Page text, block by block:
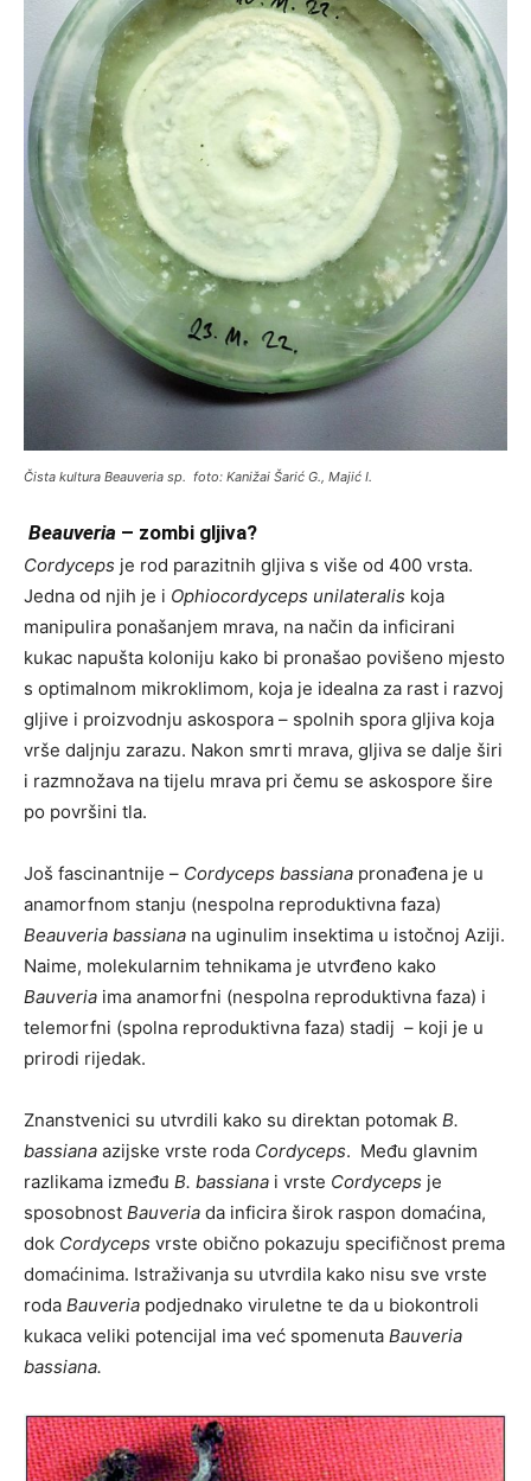
Čista kultura Beauveria sp. foto: Kanižai Šarić G., Majić I.
Beauveria – zombi gljiva?
Cordyceps je rod parazitnih gljiva s više od 400 vrsta.
Jedna od njih je i Ophiocordyceps unilateralis koja
manipulira ponašanjem mrava, na način da inficirani
kukac napušta koloniju kako bi pronašao povišeno mjesto
s optimalnom mikroklimom, koja je idealna za rast i razvoj
gljive i proizvodnju askospora – spolnih spora gljiva koja
vrše daljnju zarazu. Nakon smrti mrava, gljiva se dalje širi
i razmnožava na tijelu mrava pri čemu se askospore šire
po površini tla.
Još fascinantnije – Cordyceps bassiana pronađena je u
anamorfnom stanju (nespolna reproduktivna faza)
Beauveria bassiana na uginulim insektima u istočnoj Aziji.
Naime, molekularnim tehnikama je utvrđeno kako
Bauveria ima anamorfni (nespolna reproduktivna faza) i
telemorfni (spolna reproduktivna faza) stadij – koji je u
prirodi rijedak.
Znanstvenici su utvrdili kako su direktan potomak B.
bassiana azijske vrste roda Cordyceps. Među glavnim
razlikama između B. bassiana i vrste Cordyceps je
sposobnost Bauveria da inficira širok raspon domaćina,
dok Cordyceps vrste obično pokazuju specifičnost prema
domaćinima. Istraživanja su utvrdila kako nisu sve vrste
roda Bauveria podjednako viruletne te da u biokontroli
kukaca veliki potencijal ima već spomenuta Bauveria
bassiana.